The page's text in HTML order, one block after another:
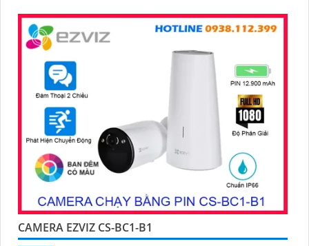
CAMERA EZVIZ CS-BC1-B1